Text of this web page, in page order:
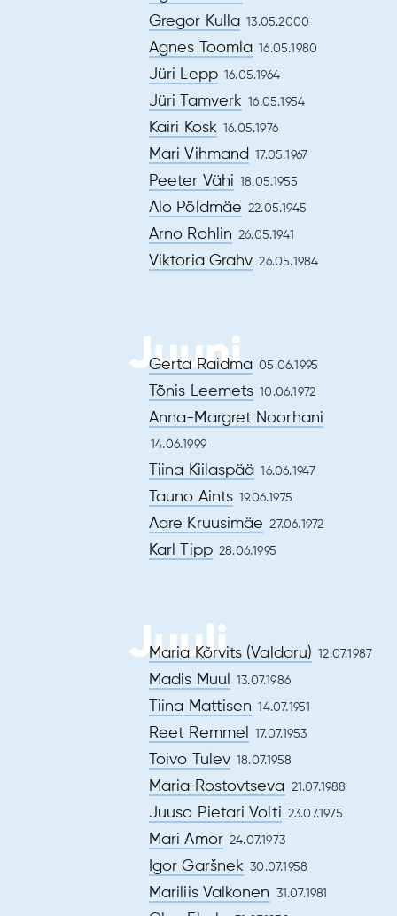
Gregor Kulla 13.05.2000
Agnes Toomla 16.05.1980
Jüri Lepp 16.05.1964
Jüri Tamverk 16.05.1954
Kairi Kosk 16.05.1976
Mari Vihmand 17.05.1967
Peeter Vähi 18.05.1955
Alo Põldmäe 22.05.1945
Arno Rohlin 26.05.1941
Viktoria Grahv 26.05.1984
Juuni
Gerta Raidma 05.06.1995
Tõnis Leemets 10.06.1972
Anna-Margret Noorhani
14.06.1999
Tiina Kiilaspää 16.06.1947
Tauno Aints 19.06.1975
Aare Kruusimäe 27.06.1972
Karl Tipp 28.06.1995
Juuli
Maria Kõrvits (Valdaru) 12.07.1987
Madis Muul 13.07.1986
Tiina Mattisen 14.07.1951
Reet Remmel 17.07.1953
Toivo Tulev 18.07.1958
Maria Rostovtseva 21.07.1988
Juuso Pietari Volti 23.07.1975
Mari Amor 24.07.1973
Igor Garšnek 30.07.1958
Mariliis Valkonen 31.07.1981